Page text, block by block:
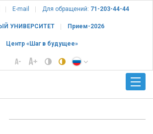
E-mail Для обращений: 71-203-44-44
УНИВЕРСИТЕТ Прием-2026
Центр «Шаг в будущее»